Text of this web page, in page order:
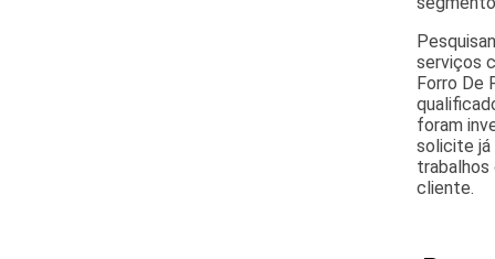
serviços
Forro De
foram
solicite já
trabalhos
cliente.